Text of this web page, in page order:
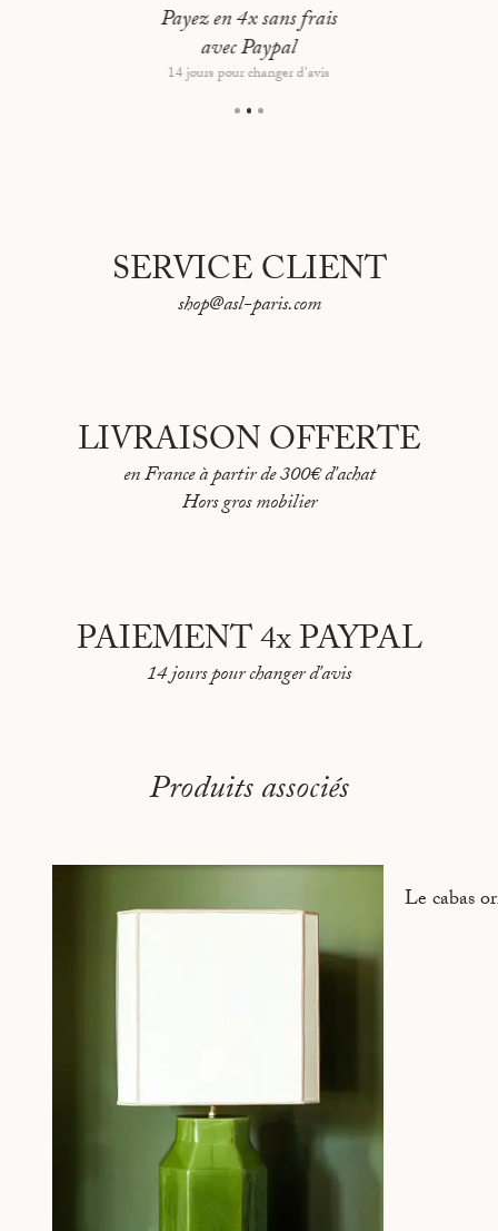
Pour des dimensions sur mesure, merci de contacter
notre service client
Fabriqué en France
Payez en 4x sans frais
avec Paypal
14 jours pour changer d'avis
SERVICE CLIENT
shop@asl-paris.com
LIVRAISON OFFERTE
en France à partir de 300€ d'achat
Hors gros mobilier
PAIEMENT 4x PAYPAL
14 jours pour changer d'avis
Produits associés
Le cabas